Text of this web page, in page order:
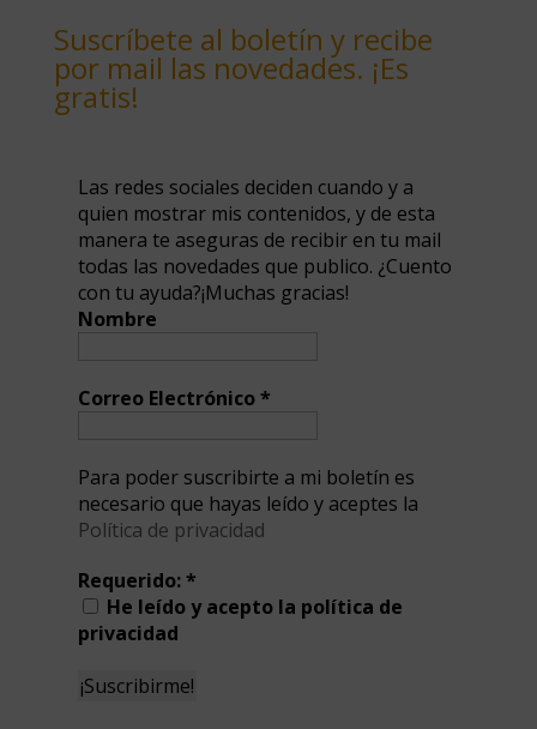
Suscríbete al boletín y recibe
por mail las novedades. ¡Es
gratis!
Las redes sociales deciden cuando y a
quien mostrar mis contenidos, y de esta
manera te aseguras de recibir en tu mail
todas las novedades que publico. ¿Cuento
con tu ayuda?¡Muchas gracias!
Nombre
Correo Electrónico*
Para poder suscribirte a mi boletín es
necesario que hayas leído y aceptes la
Política de privacidad
Requerido:*
He leído y acepto la política de
privacidad